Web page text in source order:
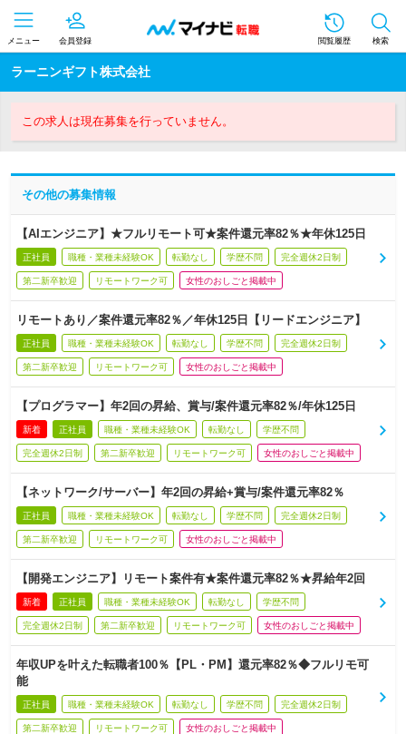
メニュー 会員登録 閲覧履歴 検索
ラーニンギフト株式会社
この求人は現在募集を行っていません。
その他の募集情報
【AIエンジニア】★フルリモート可★案件還元率82％★年休125日
正社員 職種・業種未経験OK 転勤なし 学歴不問 完全週休2日制
第二新卒歓迎 リモートワーク可 女性のおしごと掲載中
リモートあり／案件還元率82％／年休125日【リードエンジニア】
正社員 職種・業種未経験OK 転勤なし 学歴不問 完全週休2日制
第二新卒歓迎 リモートワーク可 女性のおしごと掲載中
【プログラマー】年2回の昇給、賞与/案件還元率82％/年休125日
新着 正社員 職種・業種未経験OK 転勤なし 学歴不問
完全週休2日制 第二新卒歓迎 リモートワーク可 女性のおしごと掲載中
【ネットワーク/サーバー】年2回の昇給+賞与/案件還元率82％
正社員 職種・業種未経験OK 転勤なし 学歴不問 完全週休2日制
第二新卒歓迎 リモートワーク可 女性のおしごと掲載中
【開発エンジニア】リモート案件有★案件還元率82％★昇給年2回
新着 正社員 職種・業種未経験OK 転勤なし 学歴不問
完全週休2日制 第二新卒歓迎 リモートワーク可 女性のおしごと掲載中
年収UPを叶えた転職者100％【PL・PM】還元率82％◆フルリモ可
能
正社員 職種・業種未経験OK 転勤なし 学歴不問 完全週休2日制
第二新卒歓迎 リモートワーク可 女性のおしごと掲載中